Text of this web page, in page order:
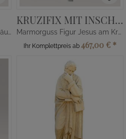
Marmorguss Engelfigur mit Säule
KRUZIFIX MIT INSCHRIFT
Marmorguss Figur Jesus am Kreuz
Ihr Komplettpreis ab 467,00 € *